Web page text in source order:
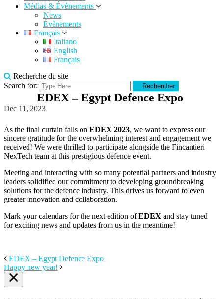
Médias & Évènements
News
Évènements
Français
Italiano
English
Français
Recherche du site
Search for:
Rechercher
EDEX – Egypt Defence Expo
Dec 11, 2023
As the final curtain falls on EDEX 2023, we want to express our
sincere gratitude for the overwhelming interest and engagement we
received! We were thrilled to participate alongside the Fincantieri
NexTech team at this prestigious defence event.
Meeting and interacting with so many potential partners and industry
leaders solidified our commitment to developing groundbreaking
solutions for the defence industry. This drives us forward to even
greater innovation and collaboration.
Mark your calendars for the next edition ofEDEX and stay tuned
for exciting news and updates from us in the meantime!
EDEX – Egypt Defence Expo
Happy new year!
×